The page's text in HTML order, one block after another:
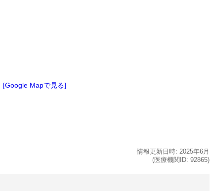
[Google Mapで見る]
情報更新日時: 2025年6月
(医療機関ID: 92865)